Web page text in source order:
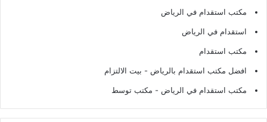
مكتب استقدام في الرياض
استقدام في الرياض
مكتب استقدام
افضل مكتب استقدام بالرياض - بيت الالتزام
مكتب استقدام في الرياض - مكتب توسط